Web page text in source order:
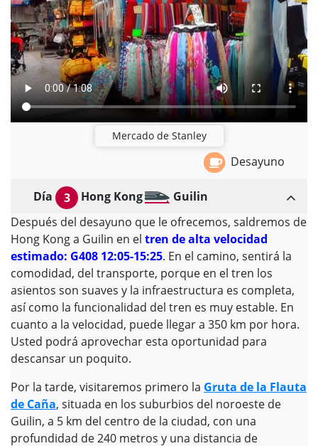
Mercado de Stanley
Desayuno
Día 3 Hong Kong
Guilin
Después del desayuno que le ofrecemos, saldremos de
Hong Kong a Guilin en el tren de alta velocidad
estimado: G408 12:05-15:25. En el camino, sentirá la
comodidad, del transporte, porque en el tren los
asientos son suaves y la infraestructura es completa,
así como la funcionalidad del tren es muy estable. En
cuanto a la velocidad, puede llegar a 350 km por hora.
Usted podrá aprovechar esta oportunidad para
descansar un poquito.
Por la tarde, visitaremos primero la Gruta de la Flauta
de Caña, situada en los suburbios del noroeste de
Guilin, a 5 km del centro de la ciudad, con una
profundidad de 240 metros y una distancia de